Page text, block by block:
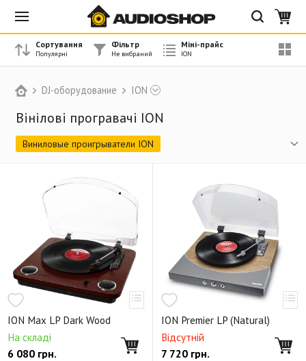
DJ-оборудование ION
Вінілові програвачі ION
Виниловые проигрыватели ION
ION Max LP Dark Wood
На складі
6 080 грн.
ION Premier LP (Natural)
Відсутній
7 720 грн.
Сортування Фільтр Міні-прайс